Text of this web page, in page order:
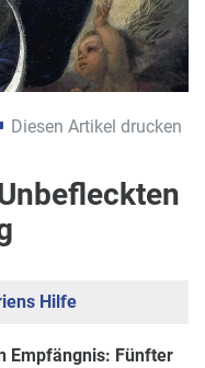
Diesen Artikel drucken
Hilfe
Empfängnis: Fünfter